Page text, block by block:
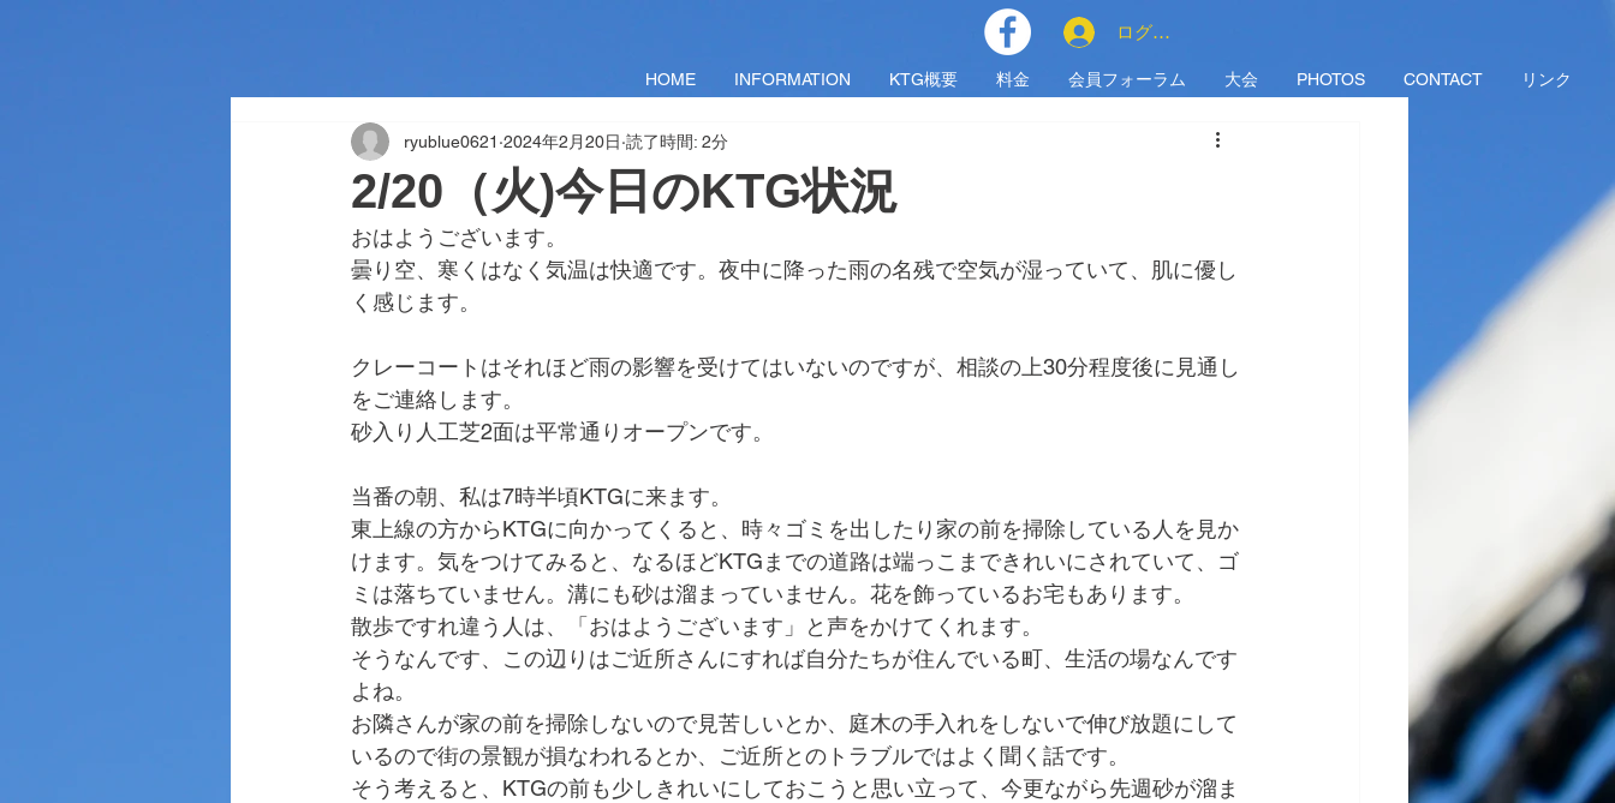
HOME INFORMATION KTG概要 料金 会員フォーラム 大会 PHOTOS CONTACT リンク
ログイン
2/20（火)今日のKTG状況
ryublue0621 2024年2月20日 読了時間: 2分
おはようございます。
曇り空、寒くはなく気温は快適です。夜中に降った雨の名残で空気が湿っていて、肌に優し
く感じます。
クレーコートはそれほど雨の影響を受けてはいないのですが、相談の上30分程度後に見通し
をご連絡します。
砂入り人工芝2面は平常通りオープンです。
当番の朝、私は7時半頃KTGに来ます。
東上線の方からKTGに向かってくると、時々ゴミを出したり家の前を掃除している人を見か
けます。気をつけてみると、なるほどKTGまでの道路は端っこまできれいにされていて、ゴ
ミは落ちていません。溝にも砂は溜まっていません。花を飾っているお宅もあります。
散歩ですれ違う人は、「おはようございます」と声をかけてくれます。
そうなんです、この辺りはご近所さんにすれば自分たちが住んでいる町、生活の場なんです
よね。
お隣さんが家の前を掃除しないので見苦しいとか、庭木の手入れをしないで伸び放題にして
いるので街の景観が損なわれるとか、ご近所とのトラブルではよく聞く話です。
そう考えると、KTGの前も少しきれいにしておこうと思い立って、今更ながら先週砂が溜ま